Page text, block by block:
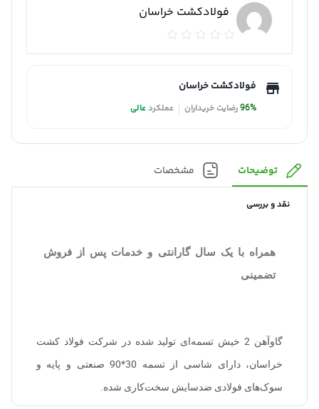
فولادکشت خراسان
فولادکشت خراسان
96% رضایت خریداران عملکردعالی
توضیحات مشخصات
نقد و بررسی
همراه با یک سال گارانتی و خدمات پس از فروش
تضمینی
گاوآهن 2 خیش تسمه‌ای تولید شده در شرکت فولاد کشت
خراسان، دارای شاسی از تسمه 30*90 صنعتی و پایه و
سوک‌های فولادی ضد‌سایش سخت‌کاری شده.